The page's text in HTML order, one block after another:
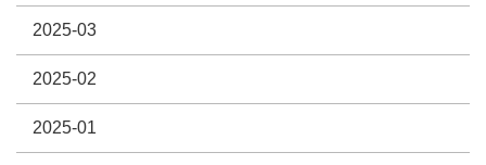
2025-03
2025-02
2025-01